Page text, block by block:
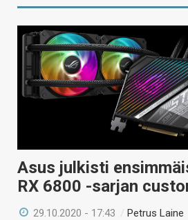
Asus julkisti
RX 6800 -sarjan
29.10.2020 - 17:43 /Petrus Laine